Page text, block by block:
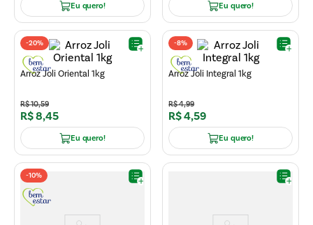
Eu quero! Eu quero!
-20%
Arroz Joli Oriental 1kg
R$10,59
R$8,45
Eu quero!
-8%
Arroz Joli Integral 1kg
R$4,99
R$4,59
Eu quero!
-10%